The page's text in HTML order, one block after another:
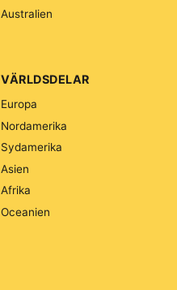
Australien
VÄRLDSDELAR
Europa
Nordamerika
Sydamerika
Asien
Afrika
Oceanien